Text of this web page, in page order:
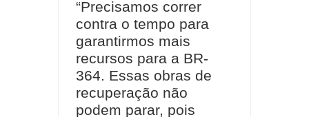
“Precisamos correr
contra o tempo para
garantirmos mais
recursos para a BR-
364. Essas obras de
recuperação não
podem parar, pois